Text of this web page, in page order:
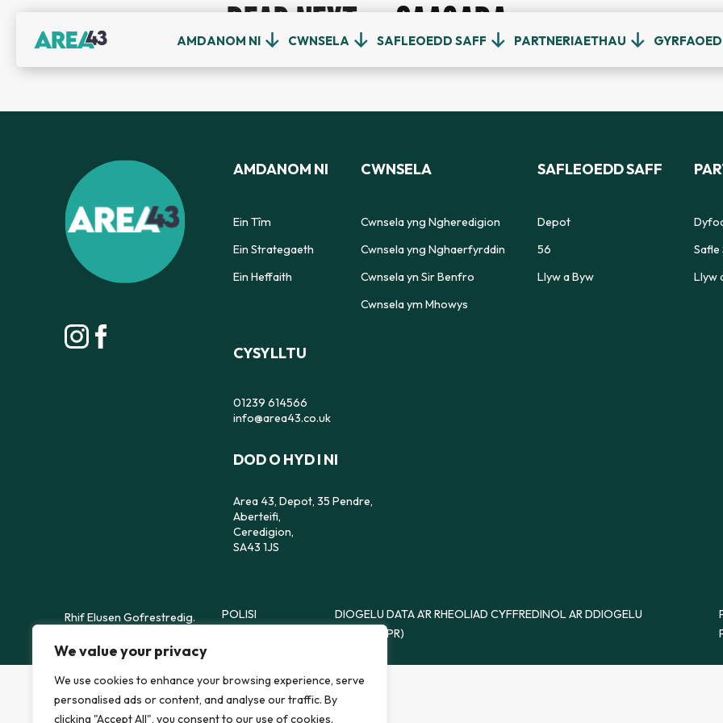
We value your privacy
We use cookies to enhance your browsing experience, serve
personalised ads or content, and analyse our traffic. By
clicking "Accept All", you consent to our use of cookies.
AMDANOM NI CWNSELA SAFLEOEDD SAFF PARTNERIAETHAU
READ NEXT SAAGARA
AMDANOM NI
Ein Tîm
Ein Strategaeth
Ein Heffaith
CWNSELA
Cwnsela yng Ngheredigion
Cwnsela yng Nghaerfyrddin
Cwnsela yn Sir Benfro
Cwnsela ym Mhowys
SAFLEOEDD SAFF
Depot
56
Llyw a Byw
Safle
Llyw
CYSYLLTU
01239 614566
info@area43.co.uk
DOD O HYD I NI
Area 43, Depot, 35 Pendre,
Aberteifi,
Ceredigion,
SA43 1JS
Rhif Elusen Gofrestredig.
POLISI
DIOGELU DATA A’R RHEOLIAD CYFFREDINOL AR DDIOGELU
DATA (GDPR)